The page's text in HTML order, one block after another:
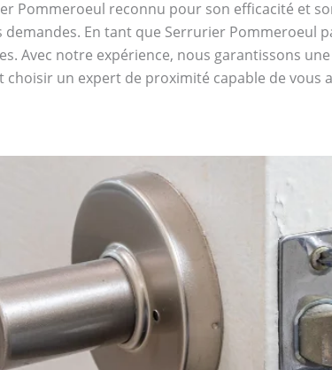
Pommeroeul reconnu pour son efficacité et
En tant que Serrurier Pommeroeul
Avec notre expérience, nous garantissons
choisir un expert de proximité capable de